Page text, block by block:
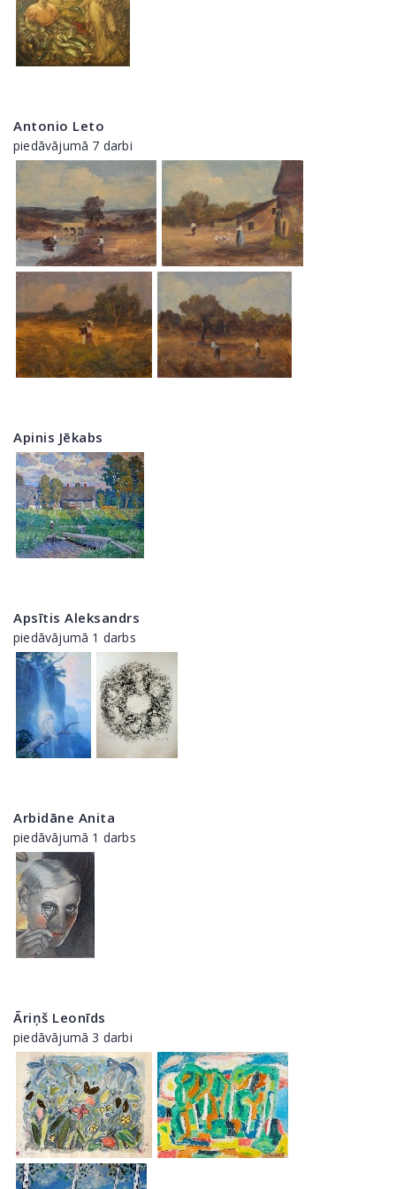
Antonio Leto
piedāvājumā 7 darbi
Apinis Jēkabs
Apsītis Aleksandrs
piedāvājumā 1 darbs
Arbidāne Anita
piedāvājumā 1 darbs
Āriņš Leonīds
piedāvājumā 3 darbi